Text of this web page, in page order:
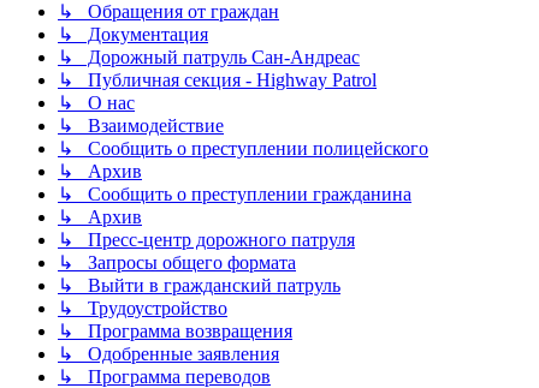
↳ Обращения от граждан
↳ Документация
↳ Дорожный патруль Сан-Андреас
↳ Публичная секция - Highway Patrol
↳ О нас
↳ Взаимодействие
↳ Сообщить о преступлении полицейского
↳ Архив
↳ Сообщить о преступлении гражданина
↳ Архив
↳ Пресс-центр дорожного патруля
↳ Запросы общего формата
↳ Выйти в гражданский патруль
↳ Трудоустройство
↳ Программа возвращения
↳ Одобренные заявления
↳ Программа переводов